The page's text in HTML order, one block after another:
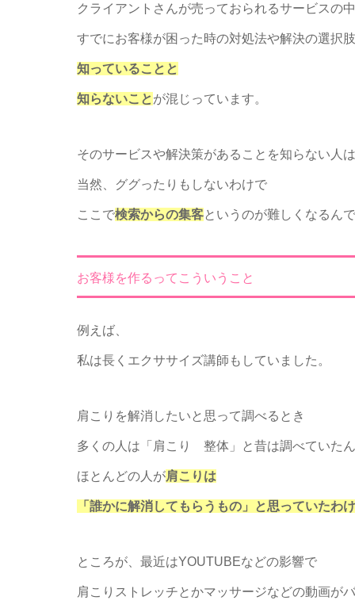
クライアントさんが売っておられるサービスの
すでにお客様が困った時の対処法や解決の選択
知っていることと
知らないことが混じっています。
そのサービスや解決策があることを知らない人は
当然、ググったりもしないわけで
ここで検索からの集客というのが難しくなるんで
お客様を作るってこういうこと
例えば、
私は長くエクササイズ講師もしていました。
肩こりを解消したいと思って調べるとき
多くの人は「肩こり 整体」と昔は調べていたん
ほとんどの人が肩こりは
「誰かに解消してもらうもの」と思っていたわけ
ところが、最近はYOUTUBEなどの影響で
肩こりストレッチとかマッサージなどの動画が